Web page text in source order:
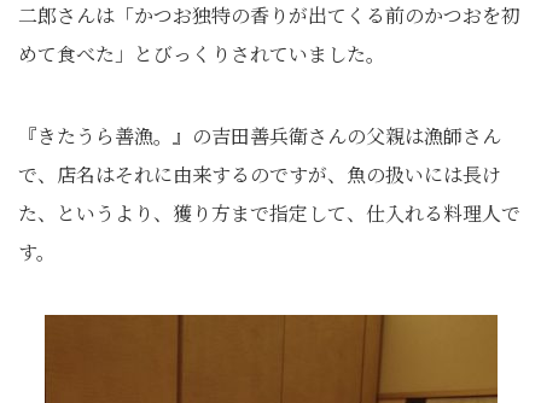
二郎さんは「かつお独特の香りが出てくる前のかつおを初
めて食べた」とびっくりされていました。
『きたうら善漁。』の吉田善兵衛さんの父親は漁師さん
で、店名はそれに由来するのですが、魚の扱いには長け
た、というより、獲り方まで指定して、仕入れる料理人で
す。